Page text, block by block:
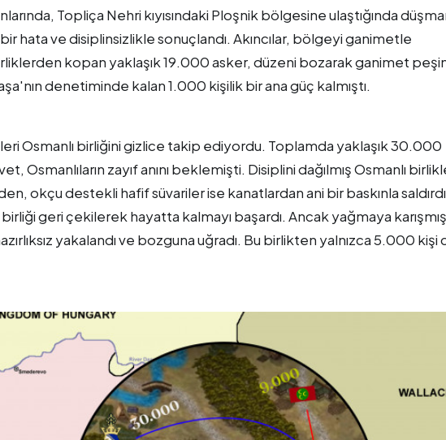
Topliça Nehri kıyısındaki Ploşnik bölgesine ulaştığında
hata ve disiplinsizlikle sonuçlandı. Akıncılar, bölgeyi ganimetle
kopan yaklaşık 19.000 asker, düzeni bozarak ganimet
denetiminde kalan 1.000 kişilik bir ana güç kalmıştı.
Osmanlı birliğini gizlice takip ediyordu. Toplamda yaklaşık 30.000
Osmanlıların zayıf anını beklemişti. Disiplini dağılmış Osmanlı
okçu destekli hafif süvariler ise kanatlardan ani bir baskınla
birliği geri çekilerek hayatta kalmayı başardı. Ancak yağmaya karışmış
yakalandı ve bozguna uğradı. Bu birlikten yalnızca 5.000 kişi